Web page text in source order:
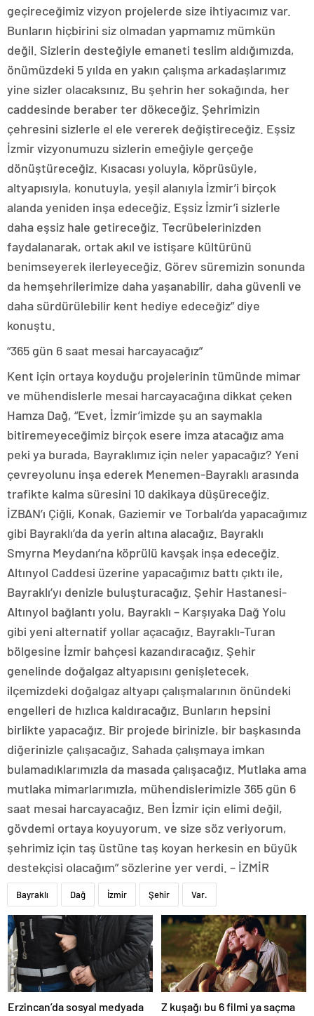
geçireceğimiz vizyon projelerde size ihtiyacımız var.
Bunların hiçbirini siz olmadan yapmamız mümkün
değil. Sizlerin desteğiyle emaneti teslim aldığımızda,
önümüzdeki 5 yılda en yakın çalışma arkadaşlarımız
yine sizler olacaksınız. Bu şehrin her sokağında, her
caddesinde beraber ter dökeceğiz. Şehrimizin
çehresini sizlerle el ele vererek değiştireceğiz. Eşsiz
İzmir vizyonumuzu sizlerin emeğiyle gerçeğe
dönüştüreceğiz. Kısacası yoluyla, köprüsüyle,
altyapısıyla, konutuyla, yeşil alanıyla İzmir’i birçok
alanda yeniden inşa edeceğiz. Eşsiz İzmir’i sizlerle
daha eşsiz hale getireceğiz. Tecrübelerinizden
faydalanarak, ortak akıl ve istişare kültürünü
benimseyerek ilerleyeceğiz. Görev süremizin sonunda
da hemşehrilerimize daha yaşanabilir, daha güvenli ve
daha sürdürülebilir kent hediye edeceğiz” diye
konuştu.
“365 gün 6 saat mesai harcayacağız”
Kent için ortaya koyduğu projelerinin tümünde mimar
ve mühendislerle mesai harcayacağına dikkat çeken
Hamza Dağ, “Evet, İzmir’imizde şu an saymakla
bitiremeyeceğimiz birçok esere imza atacağız ama
peki ya burada, Bayraklımız için neler yapacağız? Yeni
çevreyolunu inşa ederek Menemen-Bayraklı arasında
trafikte kalma süresini 10 dakikaya düşüreceğiz.
İZBAN’ı Çiğli, Konak, Gaziemir ve Torbalı’da yapacağımız
gibi Bayraklı’da da yerin altına alacağız. Bayraklı
Smyrna Meydanı’na köprülü kavşak inşa edeceğiz.
Altınyol Caddesi üzerine yapacağımız battı çıktı ile,
Bayraklı’yı denizle buluşturacağız. Şehir Hastanesi-
Altınyol bağlantı yolu, Bayraklı – Karşıyaka Dağ Yolu
gibi yeni alternatif yollar açacağız. Bayraklı-Turan
bölgesine İzmir bahçesi kazandıracağız. Şehir
genelinde doğalgaz altyapısını genişletecek,
ilçemizdeki doğalgaz altyapı çalışmalarının önündeki
engelleri de hızlıca kaldıracağız. Bunların hepsini
birlikte yapacağız. Bir projede birinizle, bir başkasında
diğerinizle çalışacağız. Sahada çalışmaya imkan
bulamadıklarımızla da masada çalışacağız. Mutlaka ama
mutlaka mimarlarımızla, mühendislerimizle 365 gün 6
saat mesai harcayacağız. Ben İzmir için elimi değil,
gövdemi ortaya koyuyorum. ve size söz veriyorum,
şehrimiz için taş üstüne taş koyan herkesin en büyük
destekçisi olacağım” sözlerine yer verdi. – İZMİR
Bayraklı Dağ İzmir Şehir Var.
Erzincan’da sosyal medyada
Z kuşağı bu 6 filmi ya saçma